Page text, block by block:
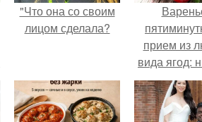
"Что она со своим
лицом сделала?
прием из
вида ягод:
все